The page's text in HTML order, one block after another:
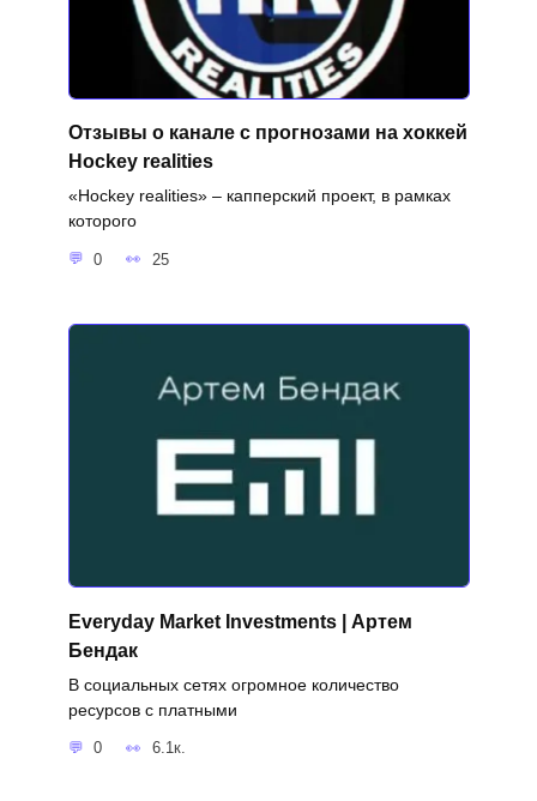
Отзывы о канале с прогнозами на хоккей
Hockey realities
«Hockey realities» – капперский проект, в рамках
которого
0 25
Everyday Market Investments | Артем
Бендак
В социальных сетях огромное количество
ресурсов с платными
0 6.1к.